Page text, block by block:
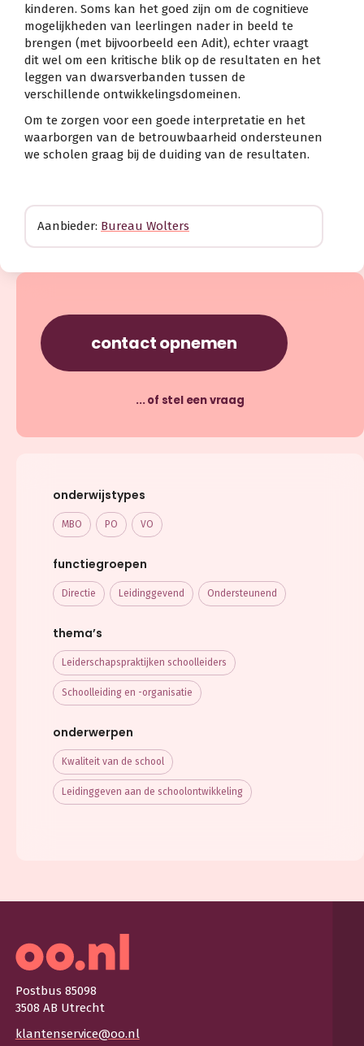
kinderen. Soms kan het goed zijn om de cognitieve
mogelijkheden van leerlingen nader in beeld te
brengen (met bijvoorbeeld een Adit), echter vraagt
dit wel om een kritische blik op de resultaten en het
leggen van dwarsverbanden tussen de
verschillende ontwikkelingsdomeinen.
Om te zorgen voor een goede interpretatie en het
waarborgen van de betrouwbaarheid ondersteunen
we scholen graag bij de duiding van de resultaten.
Aanbieder: Bureau Wolters
contact opnemen
... of stel een vraag
onderwijstypes
MBO PO VO
functiegroepen
Directie Leidinggevend Ondersteunend
thema’s
Leiderschaps­praktijken schoolleiders
Schoolleiding en -organisatie
onderwerpen
Kwaliteit van de school
Leidinggeven aan de schoolontwikkeling
Postbus 85098
3508 AB Utrecht
klantenservice@oo.nl